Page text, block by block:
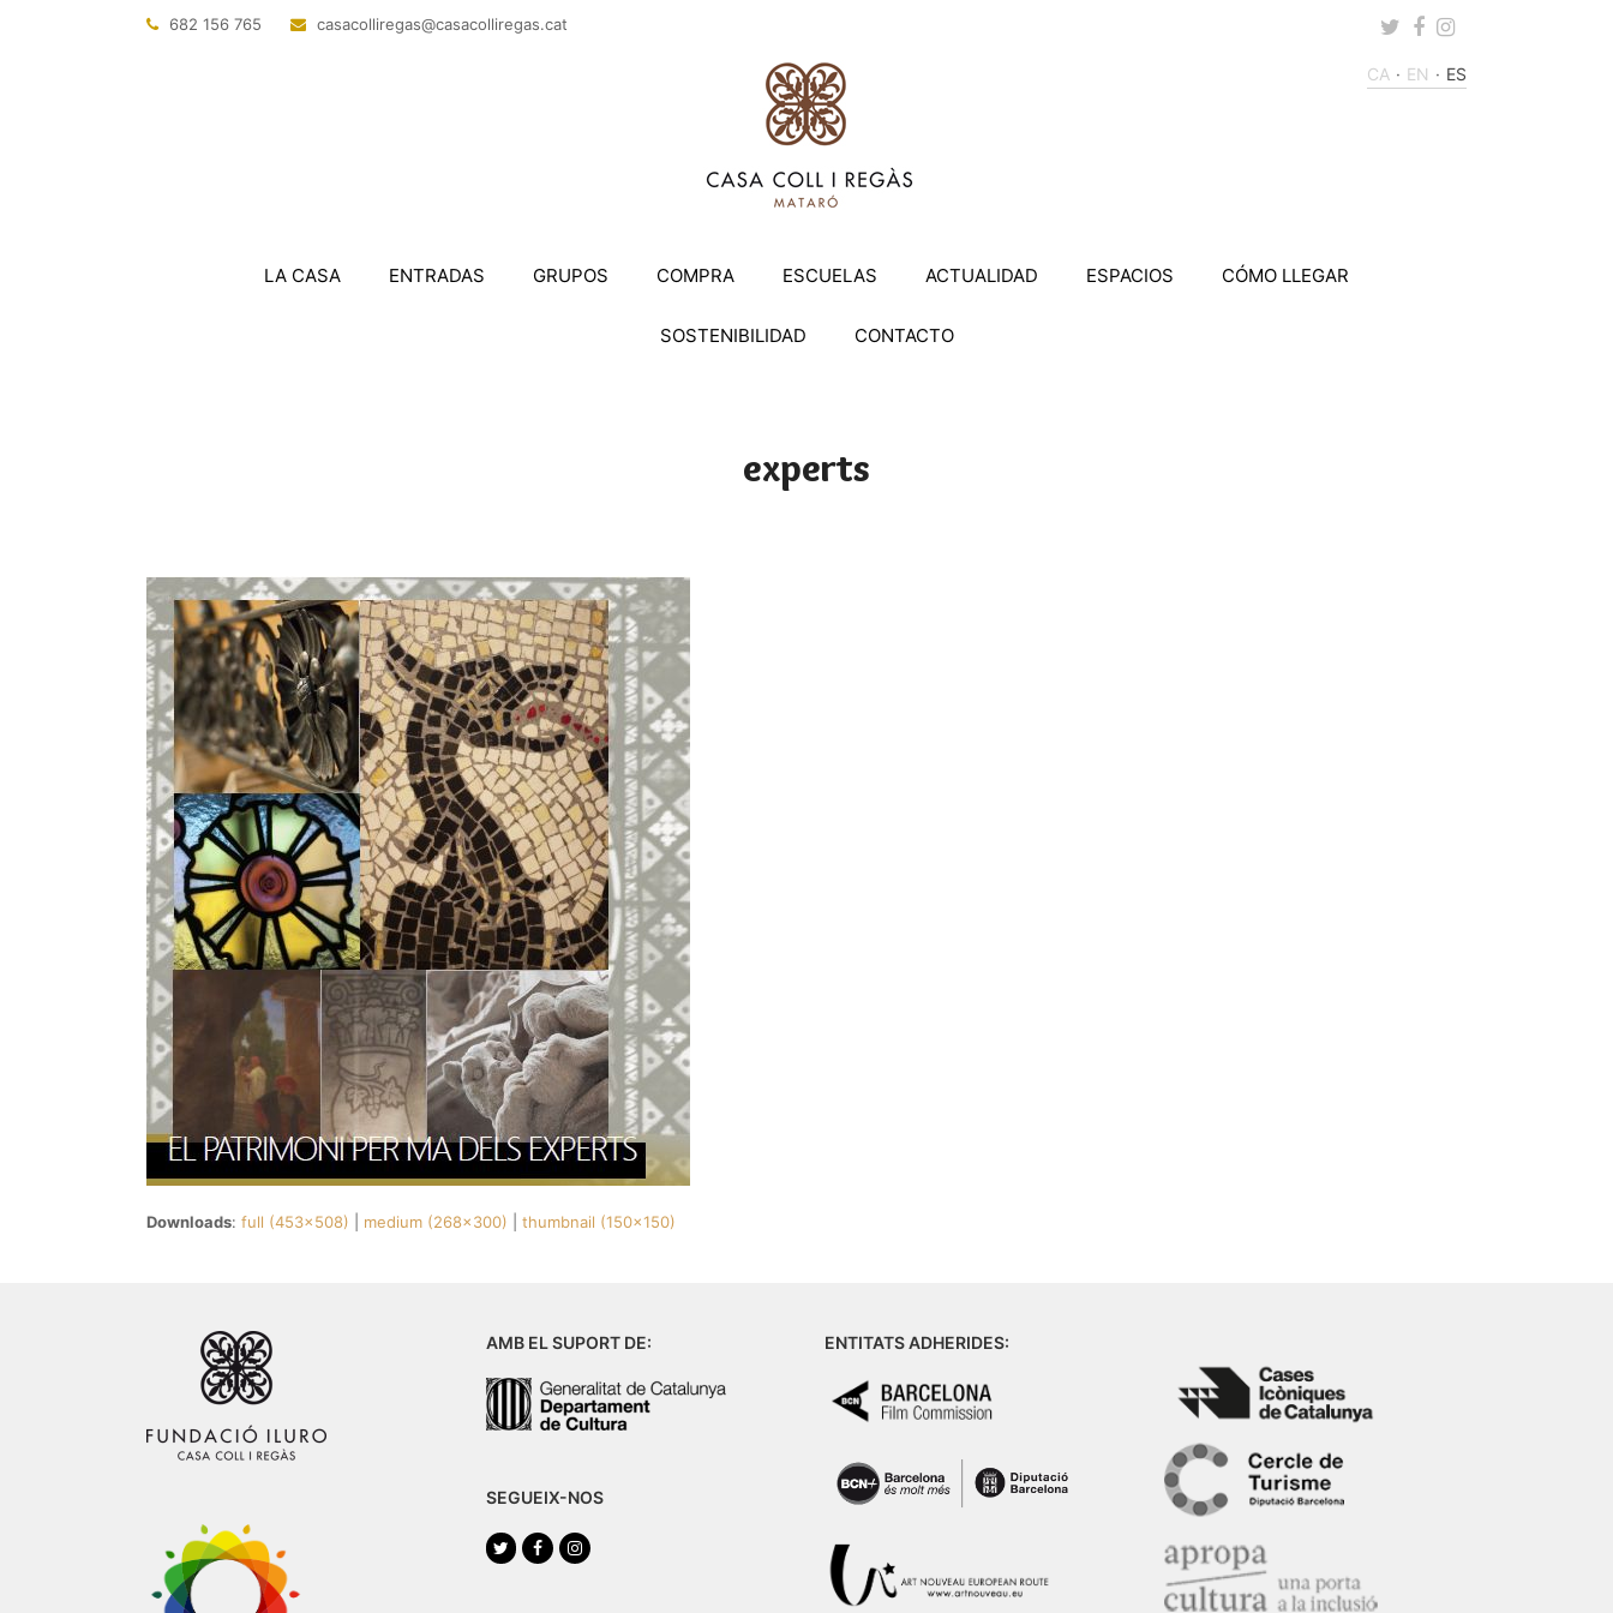
682 156 765 tac.sagerillocasac
@sagerillocasac Twitter
Facebook
Instagram
CA EN ES
LA CASA ENTRADAS GRUPOS COMPRA ESCUELAS ACTUALIDAD ESPACIOS CÓMO LLEGAR
SOSTENIBILIDAD CONTACTO
experts
Downloads: full (453x508) medium (268x300) thumbnail (150x150)
AMB EL SUPORT DE:
SEGUEIX-NOS
TwitterFacebookInstagram
ENTITATS ADHERIDES: